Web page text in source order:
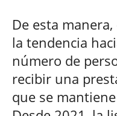
De esta
la tendencia
número de
recibir una
que se